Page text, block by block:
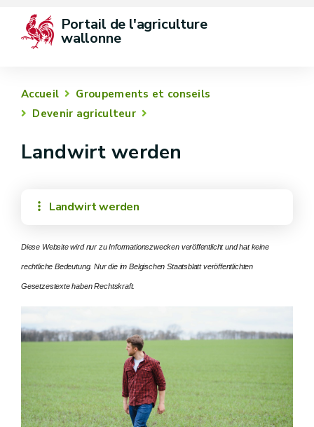
Portail de l'agriculture
wallonne
Accueil
Groupements et conseils
Devenir agriculteur
Landwirt werden
Landwirt werden
Diese Website wird nur zu Informationszwecken veröffentlicht und hat keine
rechtliche Bedeutung. Nur die im Belgischen Staatsblatt veröffentlichten
Gesetzestexte haben Rechtskraft.